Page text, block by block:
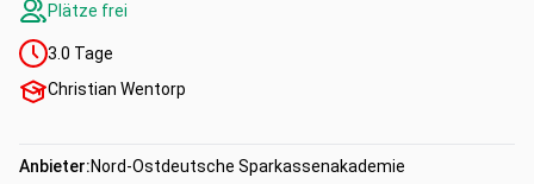
Plätze frei
3.0 Tage
Christian Wentorp
Anbieter:Nord-Ostdeutsche Sparkassenakademie